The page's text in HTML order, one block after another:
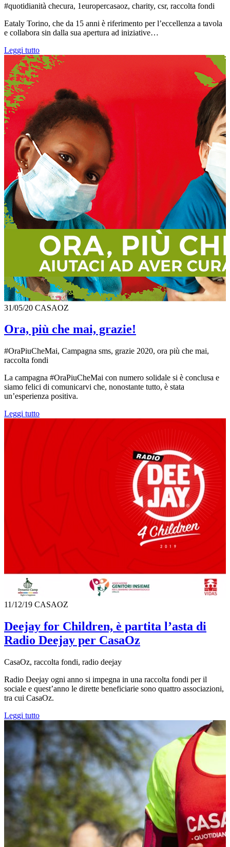
#quotidianità checura, 1europercasaoz, charity, csr, raccolta fondi
Eataly Torino, che da 15 anni è riferimento per l’eccellenza a tavola
e collabora sin dalla sua apertura ad iniziative…
Leggi tutto
31/05/20 CASAOZ
Ora, più che mai, grazie!
#OraPiuCheMai, Campagna sms, grazie 2020, ora più che mai,
raccolta fondi
La campagna #OraPiuCheMai con numero solidale si è conclusa e
siamo felici di comunicarvi che, nonostante tutto, è stata
un’esperienza positiva.
Leggi tutto
11/12/19 CASAOZ
Deejay for Children, è partita l’asta di
Radio Deejay per CasaOz
CasaOz, raccolta fondi, radio deejay
Radio Deejay ogni anno si impegna in una raccolta fondi per il
sociale e quest’anno le dirette beneficiarie sono quattro associazioni,
tra cui CasaOz.
Leggi tutto